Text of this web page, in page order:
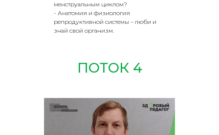
менструальным циклом?
- Анатомия и физиология
репродуктивной системы – люби и
знай свой организм.
ПОТОК 4